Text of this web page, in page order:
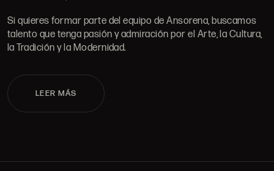
Si quieres formar parte del equipo de Ansorena, buscamos
talento que tenga pasión y admiración por el Arte, la Cultura,
la Tradición y la Modernidad.
LEER MÁS